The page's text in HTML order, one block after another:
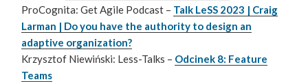
ProCognita: Get Agile Podcast – Talk LeSS 2023 | Craig
Larman | Do you have the authority to design an
adaptive organization?
Krzysztof Niewiński: Less-Talks – Odcinek 8: Feature
Teams